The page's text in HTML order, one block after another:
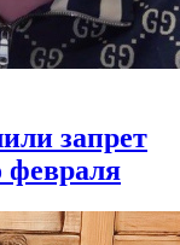
запрет
февраля